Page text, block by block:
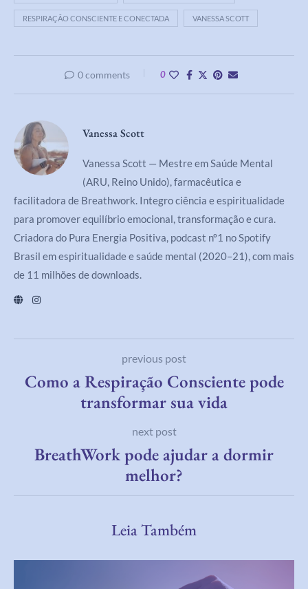
RESPIRAÇÃO CONSCIENTE E CONECTADA VANESSA SCOTT
0 comments 0
Vanessa Scott
Vanessa Scott — Mestre em Saúde Mental
(ARU, Reino Unido), farmacêutica e
facilitadora de Breathwork. Integro ciência e espiritualidade
para promover equilíbrio emocional, transformação e cura.
Criadora do Pura Energia Positiva, podcast nº1 no Spotify
Brasil em espiritualidade e saúde mental (2020–21), com mais
de 11 milhões de downloads.
previous post
Como a Respiração Consciente pode
transformar sua vida
next post
BreathWork pode ajudar a dormir
melhor?
Leia Também